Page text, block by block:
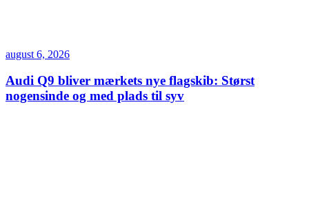
august 6, 2026
Audi Q9 bliver mærkets nye flagskib: Størst
nogensinde og med plads til syv